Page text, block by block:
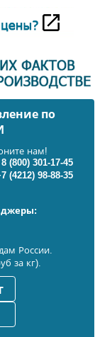
по
нам!
8 (800) 301-17-45
(4212) 98-88-35
России.
за кг).